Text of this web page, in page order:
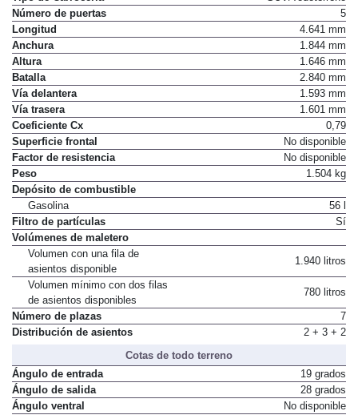
Número de puertas
5
Longitud
4.641 mm
Anchura
1.844 mm
Altura
1.646 mm
Batalla
2.840 mm
Vía delantera
1.593 mm
Vía trasera
1.601 mm
Coeficiente Cx
0,79
Superficie frontal
No disponible
Factor de resistencia
No disponible
Peso
1.504 kg
Depósito de combustible
Gasolina
56 l
Filtro de partículas
Sí
Volúmenes de maletero
Volumen con una fila de
asientos disponible
1.940 litros
Volumen mínimo con dos filas
de asientos disponibles
780 litros
Número de plazas
7
Distribución de asientos
2 + 3 + 2
Cotas de todo terreno
Ángulo de entrada
19 grados
Ángulo de salida
28 grados
Ángulo ventral
No disponible